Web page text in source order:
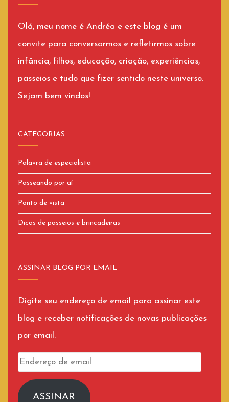
Olá, meu nome é Andréa e este blog é um
convite para conversarmos e refletirmos sobre
infância, filhos, educação, criação, experiências,
passeios e tudo que fizer sentido neste universo.
Sejam bem vindos!
CATEGORIAS
Palavra de especialista
Passeando por aí
Ponto de vista
Dicas de passeios e brincadeiras
ASSINAR BLOG POR EMAIL
Digite seu endereço de email para assinar este
blog e receber notificações de novas publicações
por email.
Endereço
emailASSINAR